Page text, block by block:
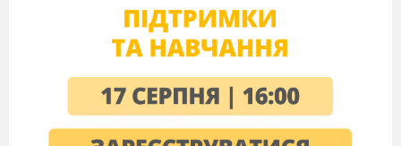
https://bit.ly/2GoyPIi
https://24smi.org/celebrity/5034-iogann-
gete.html